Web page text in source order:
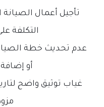
تأجيل أعمال الصيانة
التكلفة
عدم تحديث خطة
أو
غياب توثيق واضح